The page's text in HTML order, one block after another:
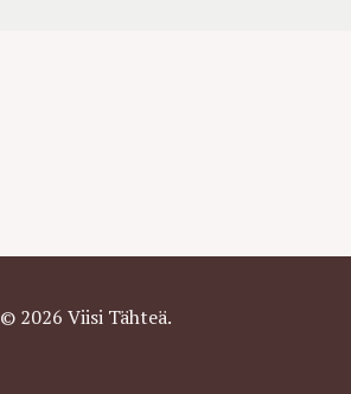
© 2026 Viisi Tähteä.